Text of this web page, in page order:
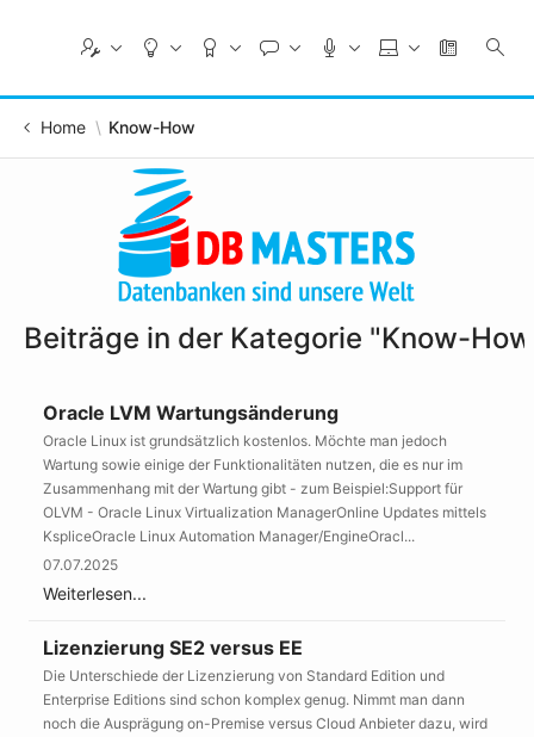
Home Know-How
Beiträge in der Kategorie "Know-
Oracle LVM Wartungsänderung
Oracle Linux ist grundsätzlich kostenlos. Möchte man jedoch
Wartung sowie einige der Funktionalitäten nutzen, die es nur im
Zusammenhang mit der Wartung gibt - zum Beispiel:Support für
OLVM - Oracle Linux Virtualization ManagerOnline Updates mittels
KspliceOracle Linux Automation Manager/EngineOracl...
07.07.2025
Weiterlesen...
Lizenzierung SE2 versus EE
Die Unterschiede der Lizenzierung von Standard Edition und
Enterprise Editions sind schon komplex genug. Nimmt man dann
noch die Ausprägung on-Premise versus Cloud Anbieter dazu, wird